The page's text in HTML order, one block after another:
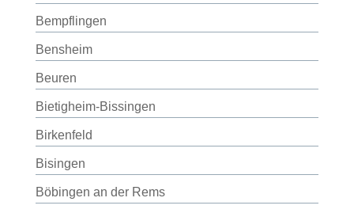
Bempflingen
Bensheim
Beuren
Bietigheim-Bissingen
Birkenfeld
Bisingen
Böbingen an der Rems